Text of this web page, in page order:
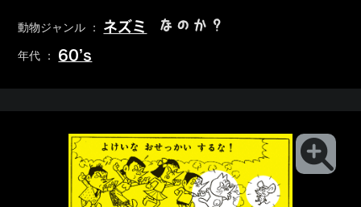
動物ジャンル ： ネズミ なのか？
年代 ： 60’s